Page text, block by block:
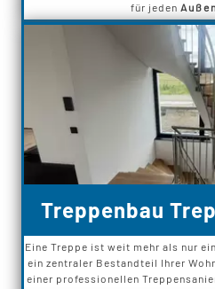
für jeden
Treppenbau
Eine Treppe ist weit mehr als nur
ein zentraler Bestandteil Ihrer
einer professionellen